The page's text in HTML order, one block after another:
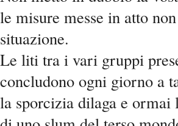
le misure messe in atto
situazione.
Le liti tra i vari gruppi
concludono ogni giorno a
la sporcizia dilaga e ormai